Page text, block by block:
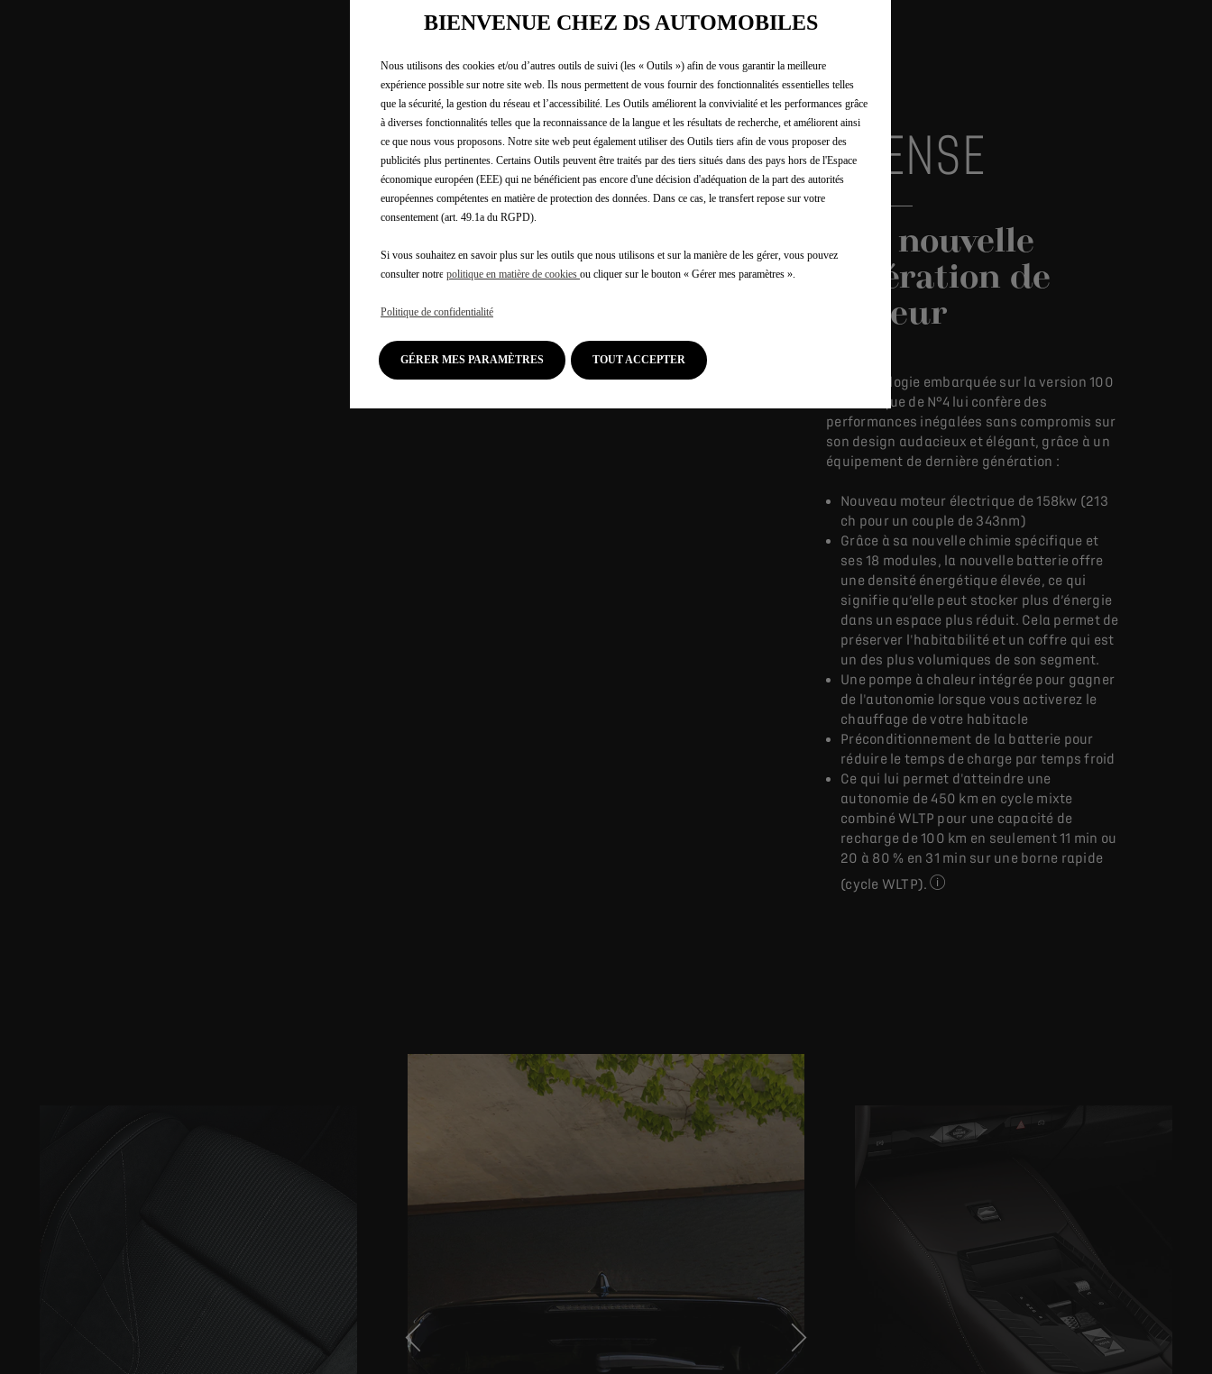
En savoir plus
E-TENSE
Une nouvelle
génération de
moteur
La technologie embarquée sur la version 100
% électrique de N°4 lui confère des
performances inégalées sans compromis sur
son design audacieux et élégant, grâce à un
équipement de dernière génération : ​
Nouveau moteur électrique de 158kw​​ (213
ch pour un couple de 343nm)
Grâce à sa nouvelle chimie spécifique et
ses 18 modules, la nouvelle batterie offre
une densité énergétique élevée, ce qui
signifie qu’elle peut stocker plus d’énergie
dans un espace plus réduit. Cela permet de
préserver l'habitabilité et un coffre qui est
un des plus volumiques de son segment.
Une pompe à chaleur intégrée pour gagner
de l'autonomie lorsque vous activerez le
chauffage de votre habitacle
Préconditionnement de la batterie pour
réduire le temps de charge par temps froid
Ce qui lui permet d'atteindre une
autonomie de 450 km en cycle mixte
combiné WLTP pour une capacité de
recharge de 100 km en seulement 11 min ou
20 à 80 % en 31 min sur une borne rapide
(cycle WLTP).
PRÉCÉDENT SUIVANT
BIENVENUE CHEZ DS AUTOMOBILES
Nous utilisons des cookies et/ou d’autres outils de suivi (les « Outils ») afin de vous garantir la meilleure
expérience possible sur notre site web. Ils nous permettent de vous fournir des fonctionnalités essentielles telles
que la sécurité, la gestion du réseau et l’accessibilité. Les Outils améliorent la convivialité et les performances grâce
à diverses fonctionnalités telles que la reconnaissance de la langue et les résultats de recherche, et améliorent ainsi
ce que nous vous proposons. Notre site web peut également utiliser des Outils tiers afin de vous proposer des
publicités plus pertinentes. Certains Outils peuvent être traités par des tiers situés dans des pays hors de l'Espace
économique européen (EEE) qui ne bénéficient pas encore d'une décision d'adéquation de la part des autorités
européennes compétentes en matière de protection des données. Dans ce cas, le transfert repose sur votre
consentement (art. 49.1a du RGPD).
Si vous souhaitez en savoir plus sur les outils que nous utilisons et sur la manière de les gérer, vous pouvez
consulter notre politique en matière de cookies ou cliquer sur le bouton « Gérer mes paramètres ».
Politique de confidentialité
GÉRER MES PARAMÈTRES TOUT ACCEPTER